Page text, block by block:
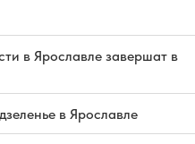
в Ярославле завершат в
в Ярославле